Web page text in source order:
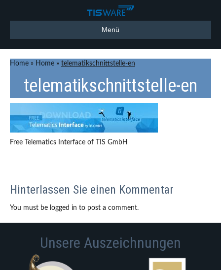
Menü
Home » Home » telematikschnittstelle-en
telematikschnittstelle-en
Free Telematics Interface of TIS GmbH
Hinterlassen Sie einen Kommentar
You must be logged in to post a comment.
Unsere Auszeichnungen